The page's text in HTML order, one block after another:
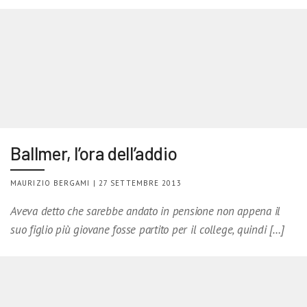
Ballmer, l’ora dell’addio
MAURIZIO BERGAMI | 27 SETTEMBRE 2013
Aveva detto che sarebbe andato in pensione non appena il
suo figlio più giovane fosse partito per il college, quindi […]